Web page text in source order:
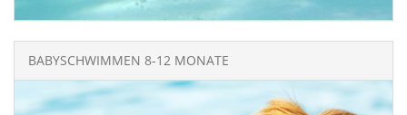
BABYSCHWIMMEN 8-12 MONATE